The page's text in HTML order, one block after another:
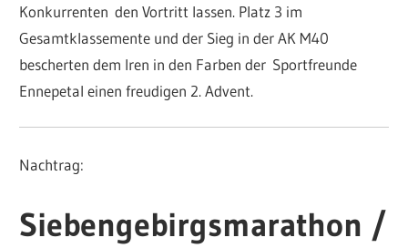
Konkurrenten den Vortritt lassen. Platz 3 im
Gesamtklassemente und der Sieg in der AK M40
bescherten dem Iren in den Farben der Sportfreunde
Ennepetal einen freudigen 2. Advent.
Nachtrag:
Siebengebirgsmarathon /